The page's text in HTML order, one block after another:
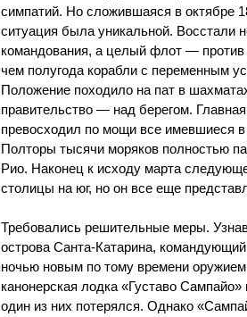
симпатий. Но сложившаяся в октябре
ситуация была уникальной. Восстали
командования, а целый флот — против
чем полугода корабли с переменным
Положение походило на пат в
правительство — над берегом.
превосходил по мощи все имевшиеся
Полторы тысячи моряков полностью
Рио. Наконец к исходу марта
столицы на юг, но он все еще
Требовались решительные меры.
острова Санта-Катарина,
ночью новым по тому времени
канонерская лодка «Густаво
один из них потерялся. Однако